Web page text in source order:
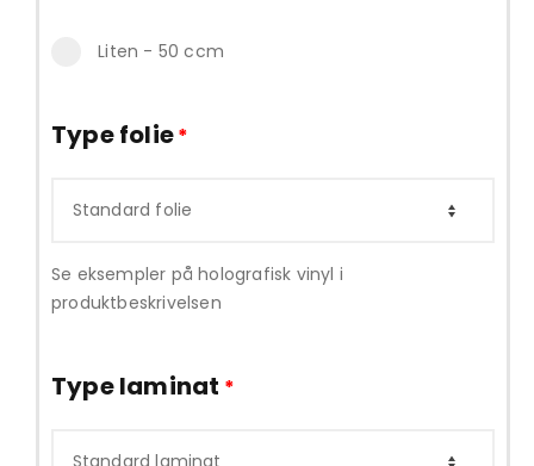
Liten - 50 ccm
Type folie*
Se eksempler på holografisk vinyl i
produktbeskrivelsen
Type laminat *